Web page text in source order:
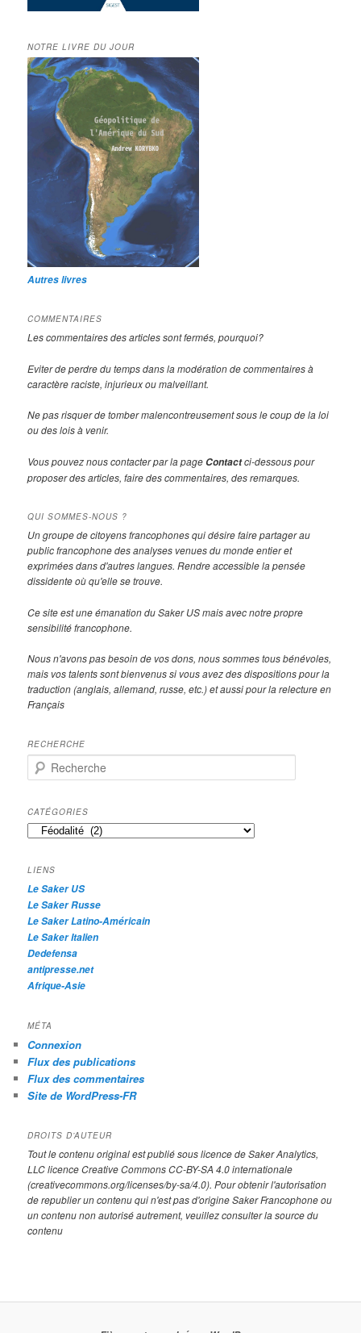
NOTRE LIVRE DU JOUR
Autres livres
COMMENTAIRES
Les commentaires des articles sont fermés, pourquoi?
Eviter de perdre du temps dans la modération de commentaires à
caractère raciste, injurieux ou malveillant.
Ne pas risquer de tomber malencontreusement sous le coup de la loi
ou des lois à venir.
Vous pouvez nous contacter par la page Contactci-dessous pour
proposer des articles, faire des commentaires, des remarques.
QUI SOMMES-NOUS ?
Un groupe de citoyens francophones qui désire faire partager au
public francophone des analyses venues du monde entier et
exprimées dans d'autres langues. Rendre accessible la pensée
dissidente où qu'elle se trouve.
Ce site est une émanation du Saker US mais avec notre propre
sensibilité francophone.
Nous n'avons pas besoin de vos dons, nous sommes tous bénévoles,
mais vos talents sont bienvenus si vous avez des dispositions pour la
traduction (anglais, allemand, russe, etc.) et aussi pour la relecture en
Français
RECHERCHE
e
h
e
r
h
e
CATÉGORIES
Catégories
LIENS
Le Saker US
Le Saker Russe
Le Saker Latino-Américain
Le Saker Italien
Dedefensa
antipresse.net
Afrique-Asie
MÉTA
Connexion
Flux des publications
Flux des commentaires
Site de WordPress-FR
DROITS D’AUTEUR
Tout le contenu original est publié sous licence de Saker Analytics,
LLC licence Creative Commons CC-BY-SA 4.0 internationale
(creativecommons.org/licenses/by-sa/4.0). Pour obtenir l'autorisation
de republier un contenu qui n'est pas d'origine Saker Francophone ou
un contenu non autorisé autrement, veuillez consulter la source du
contenu